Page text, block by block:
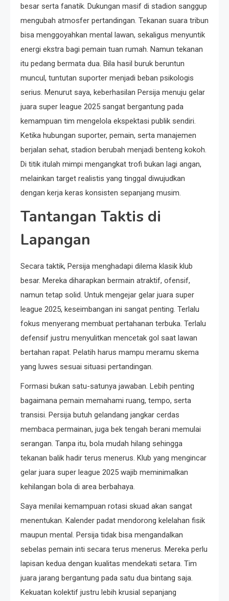
besar serta fanatik. Dukungan masif di stadion sanggup
mengubah atmosfer pertandingan. Tekanan suara tribun
bisa menggoyahkan mental lawan, sekaligus menyuntik
energi ekstra bagi pemain tuan rumah. Namun tekanan
itu pedang bermata dua. Bila hasil buruk beruntun
muncul, tuntutan suporter menjadi beban psikologis
serius. Menurut saya, keberhasilan Persija menuju gelar
juara super league 2025 sangat bergantung pada
kemampuan tim mengelola ekspektasi publik sendiri.
Ketika hubungan suporter, pemain, serta manajemen
berjalan sehat, stadion berubah menjadi benteng kokoh.
Di titik itulah mimpi mengangkat trofi bukan lagi angan,
melainkan target realistis yang tinggal diwujudkan
dengan kerja keras konsisten sepanjang musim.
Tantangan Taktis di
Lapangan
Secara taktik, Persija menghadapi dilema klasik klub
besar. Mereka diharapkan bermain atraktif, ofensif,
namun tetap solid. Untuk mengejar gelar juara super
league 2025, keseimbangan ini sangat penting. Terlalu
fokus menyerang membuat pertahanan terbuka. Terlalu
defensif justru menyulitkan mencetak gol saat lawan
bertahan rapat. Pelatih harus mampu meramu skema
yang luwes sesuai situasi pertandingan.
Formasi bukan satu-satunya jawaban. Lebih penting
bagaimana pemain memahami ruang, tempo, serta
transisi. Persija butuh gelandang jangkar cerdas
membaca permainan, juga bek tengah berani memulai
serangan. Tanpa itu, bola mudah hilang sehingga
tekanan balik hadir terus menerus. Klub yang mengincar
gelar juara super league 2025 wajib meminimalkan
kehilangan bola di area berbahaya.
Saya menilai kemampuan rotasi skuad akan sangat
menentukan. Kalender padat mendorong kelelahan fisik
maupun mental. Persija tidak bisa mengandalkan
sebelas pemain inti secara terus menerus. Mereka perlu
lapisan kedua dengan kualitas mendekati setara. Tim
juara jarang bergantung pada satu dua bintang saja.
Kekuatan kolektif justru lebih krusial sepanjang